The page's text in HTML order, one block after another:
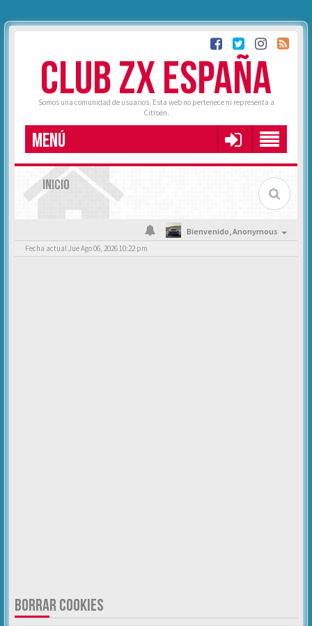
CLUB ZX ESPAÑA
Somos una comunidad de usuarios. Esta web no pertenece ni representa a
Citroën.
MENÚ
INICIO
Bienvenido,Anonymous
Fecha actual Jue Ago 06, 2026 10:22 pm
BORRAR COOKIES